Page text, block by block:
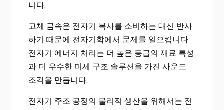
니다.
고체 금속은 전자기 복사를 소비하는 대신 반사
하기 때문에 전자기학에서 문제를 일으킵니다.
전자기 에너지 처리는 더 높은 등급의 재료 특성
과 더 우수한 미세 구조 솔루션을 가진 사운드
조각을 만듭니다.
전자기 주조 공정의 물리적 생산을 위해서는 전